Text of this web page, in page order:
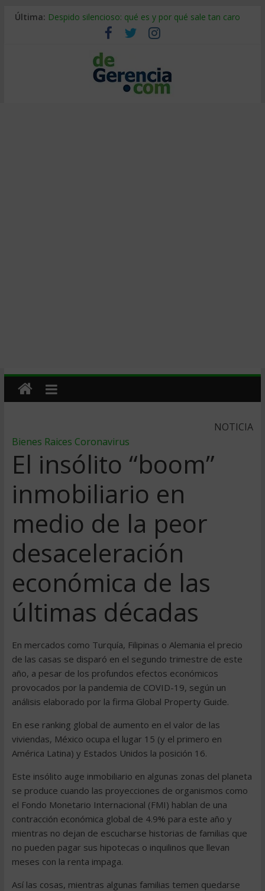
Última: Despido silencioso: qué es y por qué sale tan caro
La economía de Venezuela después del terremoto
Los 8 pasos de Kotter: liderar el cambio sin fracasar
Gestión de proyectos con IA: qué cambia en el oficio
IA y creatividad: cómo evitar que todos piensen igual
NOTICIA
Bienes Raices Coronavirus
El insólito “boom”
inmobiliario en
medio de la peor
desaceleración
económica de las
últimas décadas
En mercados como Turquía, Filipinas o Alemania el precio
de las casas se disparó en el segundo trimestre de este
año, a pesar de los profundos efectos económicos
provocados por la pandemia de COVID-19, según un
análisis elaborado por la firma Global Property Guide.
En ese ranking global de aumento en el valor de las
viviendas, México ocupa el lugar 15 (y el primero en
América Latina) y Estados Unidos la posición 16.
Este insólito auge inmobiliario en algunas zonas del planeta
se produce cuando las proyecciones de organismos como
el Fondo Monetario Internacional (FMI) hablan de una
contracción económica global de 4.9% para este año y
mientras no dejan de escucharse historias de familias que
no pueden pagar sus hipotecas o inquilinos que llevan
meses con la renta impaga.
Así las cosas, mientras algunas familias temen quedarse